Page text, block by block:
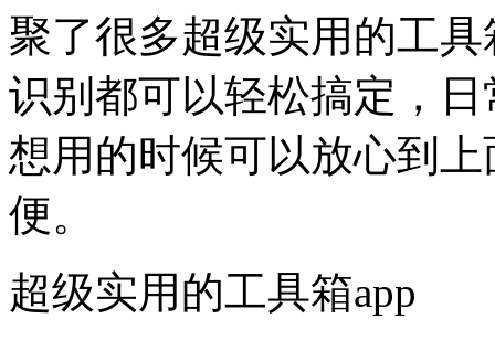
聚了很多超级实用的工
识别都可以轻松搞定，
想用的时候可以放心到
便。
超级实用的工具箱app